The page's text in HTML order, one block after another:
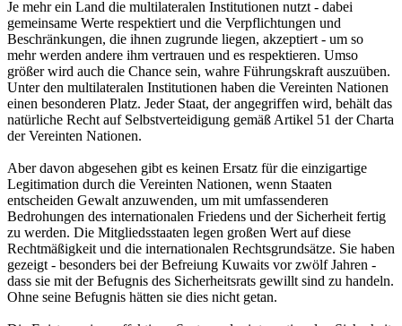
Je mehr ein Land die multilateralen Institutionen nutzt - dabei
gemeinsame Werte respektiert und die Verpflichtungen und
Beschränkungen, die ihnen zugrunde liegen, akzeptiert - um so
mehr werden andere ihm vertrauen und es respektieren. Umso
größer wird auch die Chance sein, wahre Führungskraft auszuüben.
Unter den multilateralen Institutionen haben die Vereinten Nationen
einen besonderen Platz. Jeder Staat, der angegriffen wird, behält das
natürliche Recht auf Selbstverteidigung gemäß Artikel 51 der Charta
der Vereinten Nationen.
Aber davon abgesehen gibt es keinen Ersatz für die einzigartige
Legitimation durch die Vereinten Nationen, wenn Staaten
entscheiden Gewalt anzuwenden, um mit umfassenderen
Bedrohungen des internationalen Friedens und der Sicherheit fertig
zu werden. Die Mitgliedsstaaten legen großen Wert auf diese
Rechtmäßigkeit und die internationalen Rechtsgrundsätze. Sie haben
gezeigt - besonders bei der Befreiung Kuwaits vor zwölf Jahren -
dass sie mit der Befugnis des Sicherheitsrats gewillt sind zu handeln.
Ohne seine Befugnis hätten sie dies nicht getan.